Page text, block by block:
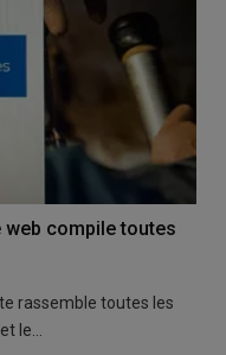
compile toutes
rassemble toutes les
le…